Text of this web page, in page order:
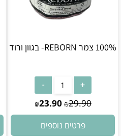
100% צמר REBORN- בגוון ורוד
₪29.90
₪23.90
פרטים נוספים